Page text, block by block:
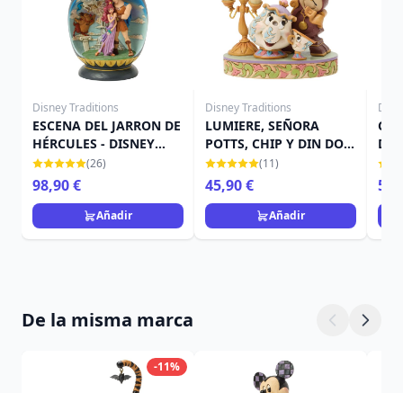
Disney Traditions
ESCENA DEL JARRON DE
HÉRCULES - DISNEY
TRADITIONS
(26)
98,90 €
Añadir
Disney Traditions
LUMIERE, SEÑORA
POTTS, CHIP Y DIN DON
– DISNEY TRADITIONS
(11)
45,90 €
Añadir
De la misma marca
-11%